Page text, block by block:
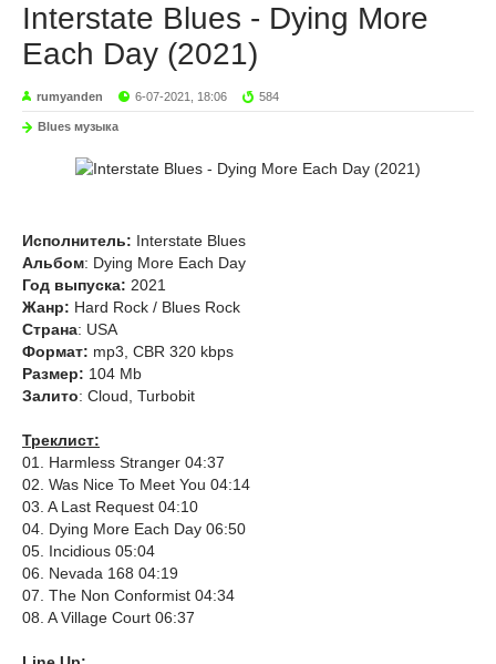
Interstate Blues - Dying More
Each Day (2021)
rumyanden 6-07-2021, 18:06 584
Blues музыка
Исполнитель: Interstate Blues
Альбом: Dying More Each Day
Год выпуска: 2021
Жанр: Hard Rock / Blues Rock
Страна: USA
Формат: mp3, CBR 320 kbps
Размер: 104 Mb
Залито: Cloud, Turbobit
Треклист:
01. Harmless Stranger 04:37
02. Was Nice To Meet You 04:14
03. A Last Request 04:10
04. Dying More Each Day 06:50
05. Incidious 05:04
06. Nevada 168 04:19
07. The Non Conformist 04:34
08. A Village Court 06:37